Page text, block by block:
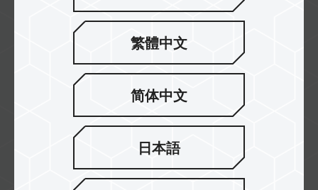
Incehesap
繁體中文
简体中文
日本語